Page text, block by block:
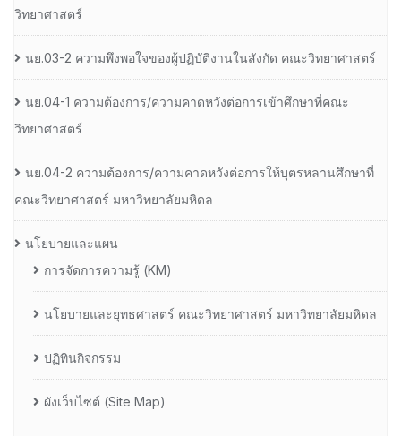
วิทยาศาสตร์
นย.03-2 ความพึงพอใจของผู้ปฏิบัติงานในสังกัด คณะวิทยาศาสตร์
นย.04-1 ความต้องการ/ความคาดหวังต่อการเข้าศึกษาที่คณะ
วิทยาศาสตร์
นย.04-2 ความต้องการ/ความคาดหวังต่อการให้บุตรหลานศึกษาที่
คณะวิทยาศาสตร์ มหาวิทยาลัยมหิดล
นโยบายและแผน
การจัดการความรู้ (KM)
นโยบายและยุทธศาสตร์ คณะวิทยาศาสตร์ มหาวิทยาลัยมหิดล
ปฏิทินกิจกรรม
ผังเว็บไซต์ (Site Map)